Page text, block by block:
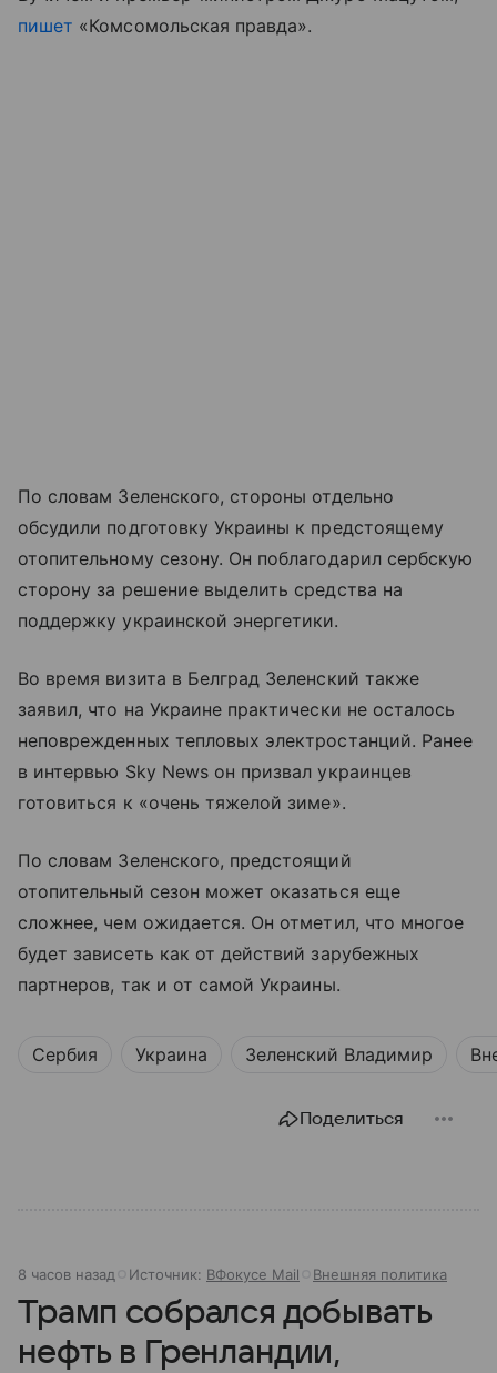
пишет «Комсомольская правда».
По словам Зеленского, стороны отдельно
обсудили подготовку Украины к предстоящему
отопительному сезону. Он поблагодарил сербскую
сторону за решение выделить средства на
поддержку украинской энергетики.
Во время визита в Белград Зеленский также
заявил, что на Украине практически не осталось
неповрежденных тепловых электростанций. Ранее
в интервью Sky News он призвал украинцев
готовиться к «очень тяжелой зиме».
По словам Зеленского, предстоящий
отопительный сезон может оказаться еще
сложнее, чем ожидается. Он отметил, что многое
будет зависеть как от действий зарубежных
партнеров, так и от самой Украины.
Сербия Украина Зеленский Владимир
Поделиться
8 часов назад Источник: ВФокусе Mail Внешняя политика
Трамп собрался добывать
нефть в Гренландии,